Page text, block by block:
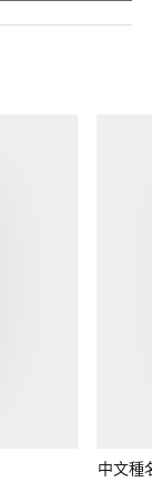
中文種